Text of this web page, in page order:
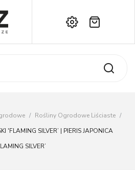
w koszyku.
/ Rośliny Ogrodowe Liściaste /
'FLAMING SILVER’ | PIERIS JAPONICA
SILVER’